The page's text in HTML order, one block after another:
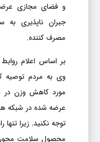
و فضای مجازی
جبران ناپذیری به
مصرف کننده.
بر اساس اعلام
وی به مردم توصیه
مورد کاهش وزن در
عرضه شده در شبکه
توجه نکنید. زیرا
محصول سلامت محور